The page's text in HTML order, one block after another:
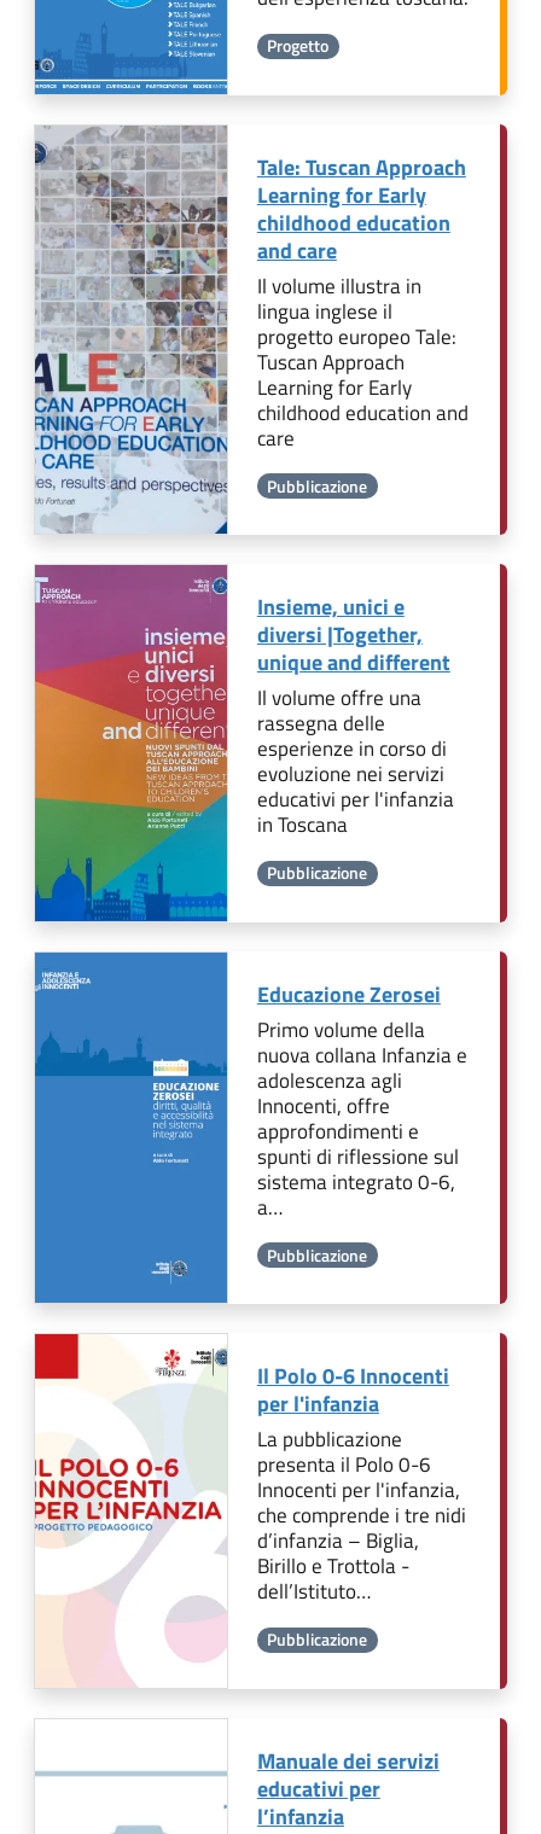
Progetto
Tale: Tuscan Approach
Learning for Early
childhood education
and care
Il volume illustra in
lingua inglese il
progetto europeo Tale:
Tuscan Approach
Learning for Early
childhood education and
care
Pubblicazione
Insieme, unici e
diversi |Together,
unique and different
Il volume offre una
rassegna delle
esperienze in corso di
evoluzione nei servizi
educativi per l'infanzia
in Toscana
Pubblicazione
Educazione Zerosei
Primo volume della
nuova collana Infanzia e
adolescenza agli
Innocenti, offre
approfondimenti e
spunti di riflessione sul
sistema integrato 0-6,
a…
Pubblicazione
Il Polo 0-6 Innocenti
per l'infanzia
La pubblicazione
presenta il Polo 0-6
Innocenti per l'infanzia,
che comprende i tre nidi
d’infanzia – Biglia,
Birillo e Trottola -
dell’Istituto…
Pubblicazione
Manuale dei servizi
educativi per
l’infanzia